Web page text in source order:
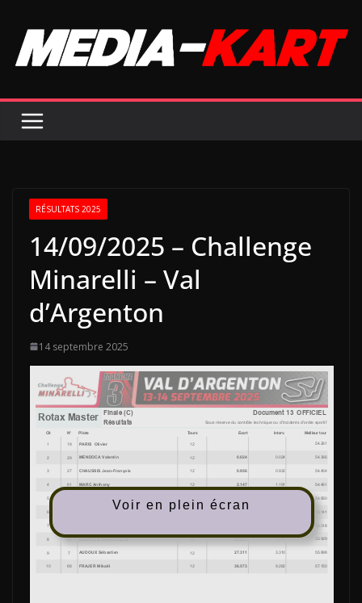
contenu
RÉSULTATS 2025
14/09/2025 – Challenge
Minarelli – Val
d’Argenton
14 septembre 2025
Voir en plein écran